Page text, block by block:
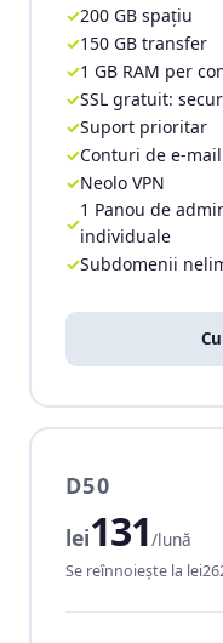
200 GB spațiu
150 GB transfer
1 GB RAM per
SSL gratuit:
Suport prioritar
Conturi de e-
Neolo VPN
1 Panou de
individuale
Subdomenii
D50
lei131/lună
Se reînnoiește la